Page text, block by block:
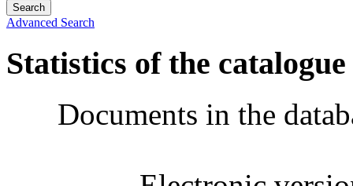
Advanced Search
Statistics of the catalogue
Documents in the